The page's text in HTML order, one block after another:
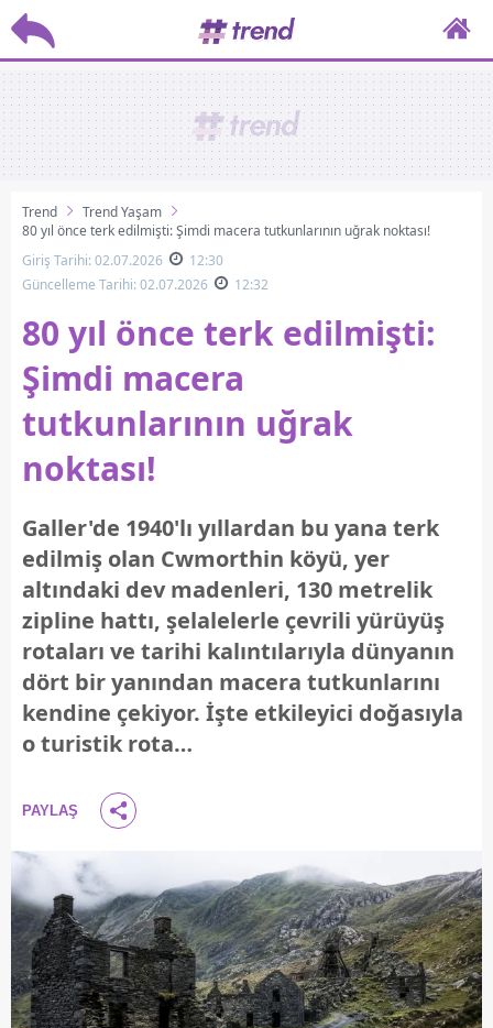
Trend
Trend Yaşam
80 yıl önce terk edilmişti: Şimdi macera tutkunlarının uğrak noktası!
Giriş Tarihi: 02.07.2026
12:30
Güncelleme Tarihi: 02.07.2026
12:32
80 yıl önce terk edilmişti:
Şimdi macera
tutkunlarının uğrak
noktası!
Galler'de 1940'lı yıllardan bu yana terk
edilmiş olan Cwmorthin köyü, yer
altındaki dev madenleri, 130 metrelik
zipline hattı, şelalelerle çevrili yürüyüş
rotaları ve tarihi kalıntılarıyla dünyanın
dört bir yanından macera tutkunlarını
kendine çekiyor. İşte etkileyici doğasıyla
o turistik rota…
PAYLAŞ